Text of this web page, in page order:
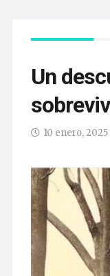
Un
10 enero, 2025